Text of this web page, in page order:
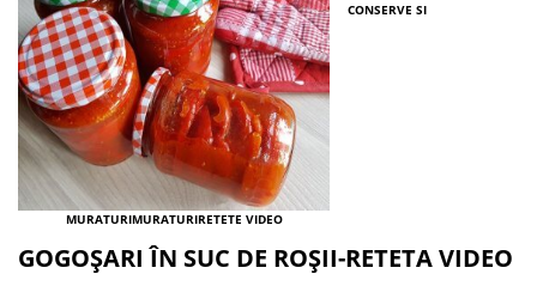
CONSERVE SI
MURATURIMURATURIRETETE VIDEO
GOGOȘARI ÎN SUC DE ROȘII-RETETA VIDEO